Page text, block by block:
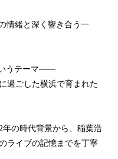
情緒と深く響き合う一
いうテーマ――
過ごした横浜で育まれた
の時代背景から、稲葉浩
ライブの記憶までを丁寧